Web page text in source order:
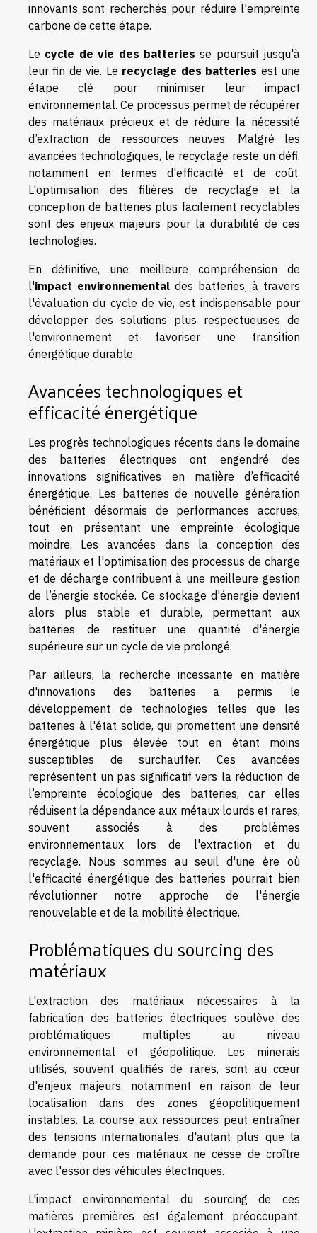
innovants sont recherchés pour réduire l'empreinte
carbone de cette étape.
Le cycle de vie des batteries se poursuit jusqu'à
leur fin de vie. Le recyclage des batteries est une
étape clé pour minimiser leur impact
environnemental. Ce processus permet de récupérer
des matériaux précieux et de réduire la nécessité
d’extraction de ressources neuves. Malgré les
avancées technologiques, le recyclage reste un défi,
notamment en termes d'efficacité et de coût.
L'optimisation des filières de recyclage et la
conception de batteries plus facilement recyclables
sont des enjeux majeurs pour la durabilité de ces
technologies.
En définitive, une meilleure compréhension de
l'impact environnemental des batteries, à travers
l'évaluation du cycle de vie, est indispensable pour
développer des solutions plus respectueuses de
l'environnement et favoriser une transition
énergétique durable.
Avancées technologiques et
efficacité énergétique
Les progrès technologiques récents dans le domaine
des batteries électriques ont engendré des
innovations significatives en matière d’efficacité
énergétique. Les batteries de nouvelle génération
bénéficient désormais de performances accrues,
tout en présentant une empreinte écologique
moindre. Les avancées dans la conception des
matériaux et l'optimisation des processus de charge
et de décharge contribuent à une meilleure gestion
de l’énergie stockée. Ce stockage d'énergie devient
alors plus stable et durable, permettant aux
batteries de restituer une quantité d'énergie
supérieure sur un cycle de vie prolongé.
Par ailleurs, la recherche incessante en matière
d'innovations des batteries a permis le
développement de technologies telles que les
batteries à l'état solide, qui promettent une densité
énergétique plus élevée tout en étant moins
susceptibles de surchauffer. Ces avancées
représentent un pas significatif vers la réduction de
l’empreinte écologique des batteries, car elles
réduisent la dépendance aux métaux lourds et rares,
souvent associés à des problèmes
environnementaux lors de l'extraction et du
recyclage. Nous sommes au seuil d'une ère où
l'efficacité énergétique des batteries pourrait bien
révolutionner notre approche de l'énergie
renouvelable et de la mobilité électrique.
Problématiques du sourcing des
matériaux
L'extraction des matériaux nécessaires à la
fabrication des batteries électriques soulève des
problématiques multiples au niveau
environnemental et géopolitique. Les minerais
utilisés, souvent qualifiés de rares, sont au cœur
d'enjeux majeurs, notamment en raison de leur
localisation dans des zones géopolitiquement
instables. La course aux ressources peut entraîner
des tensions internationales, d'autant plus que la
demande pour ces matériaux ne cesse de croître
avec l'essor des véhicules électriques.
L'impact environnemental du sourcing de ces
matières premières est également préoccupant.